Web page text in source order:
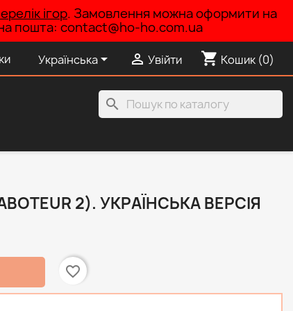
ігор. Замовлення можна оформити на
пошта: contact@ho-ho.com.ua
Українська  Увійти shopping_cart Кошик (0)
search
2). УКРАЇНСЬКА ВЕРСІЯ
favorite_border